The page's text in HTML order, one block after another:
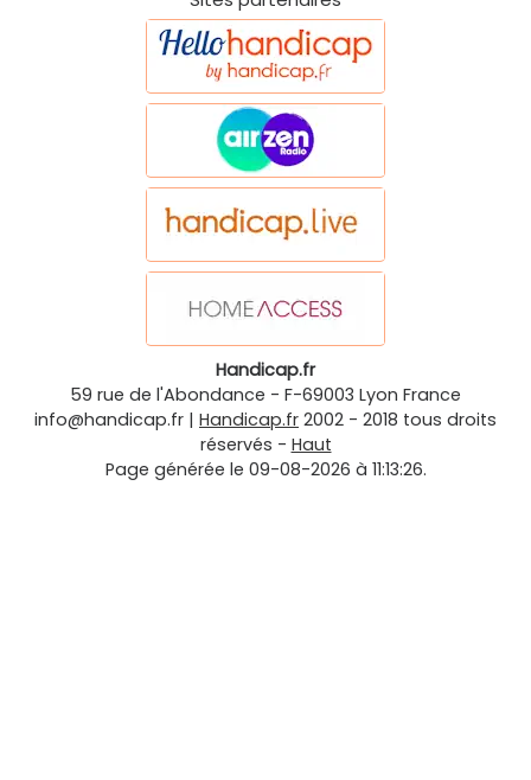
Handicap.fr
59 rue de l'Abondance - F-69003 Lyon France
info@handicap.fr | Handicap.fr 2002 - 2018 tous droits
réservés - Haut
Page générée le 09-08-2026 à 11:13:26.